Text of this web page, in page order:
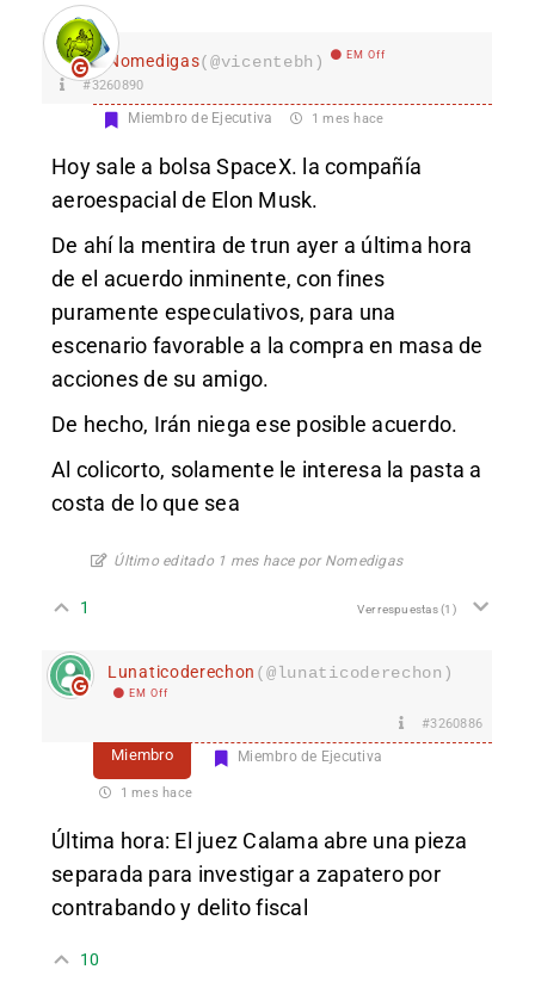
Nomedigas(@vicentebh) EM Off
#3260890
Miembro de Ejecutiva 1 mes hace
Hoy sale a bolsa SpaceX. la compañía
aeroespacial de Elon Musk.
De ahí la mentira de trun ayer a última hora
de el acuerdo inminente, con fines
puramente especulativos, para una
escenario favorable a la compra en masa de
acciones de su amigo.
De hecho, Irán niega ese posible acuerdo.
Al colicorto, solamente le interesa la pasta a
costa de lo que sea
Último editado 1 mes hace por Nomedigas
1 Ver respuestas(1)
Lunaticoderechon (@lunaticoderechon)
EM Off
#3260886
Miembro Miembro de Ejecutiva
1 mes hace
Última hora: El juez Calama abre una pieza
separada para investigar a zapatero por
contrabando y delito fiscal
10